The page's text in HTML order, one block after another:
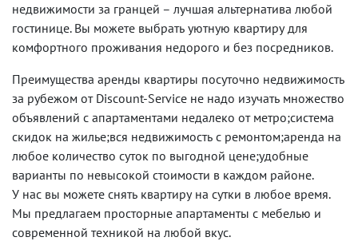
недвижимости за гранцей – лучшая альтернатива любой
гостинице. Вы можете выбрать уютную квартиру для
комфортного проживания недорого и без посредников.
Преимущества аренды квартиры посуточно недвижимость
за рубежом от Discount-Service не надо изучать множество
объявлений с апартаментами недалеко от метро;система
скидок на жилье;вся недвижимость с ремонтом;аренда на
любое количество суток по выгодной цене;удобные
варианты по невысокой стоимости в каждом районе.
У нас вы можете снять квартиру на сутки в любое время.
Мы предлагаем просторные апартаменты с мебелью и
современной техникой на любой вкус.